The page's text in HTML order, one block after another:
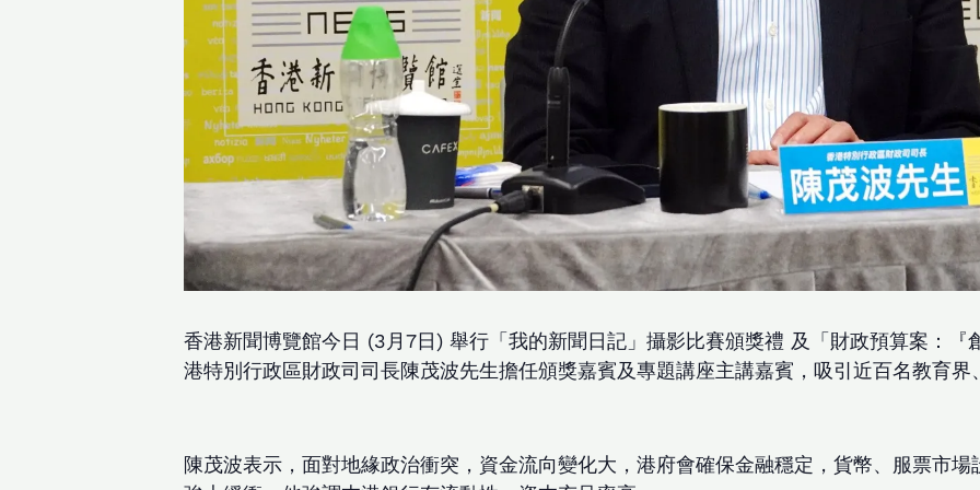
香港新聞博覽館今日 (3月7日) 舉行「我的新聞日記」攝影比賽頒獎禮 及「財政預算案：
港特別行政區財政司司長陳茂波先生擔任頒獎嘉賓及專題講座主講嘉賓，吸引近百名教育
陳茂波表示，面對地緣政治衝突，資金流向變化大，港府會確保金融穩定，貨幣、服票市